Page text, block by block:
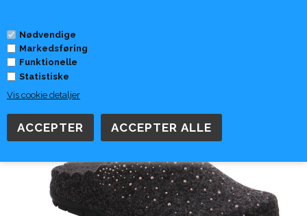
Nødvendige
Markedsføring
Funktionelle
Statistiske
Vis cookie detaljer
Forside»Skomærker
Rohde Dame Hjemmesko-6195